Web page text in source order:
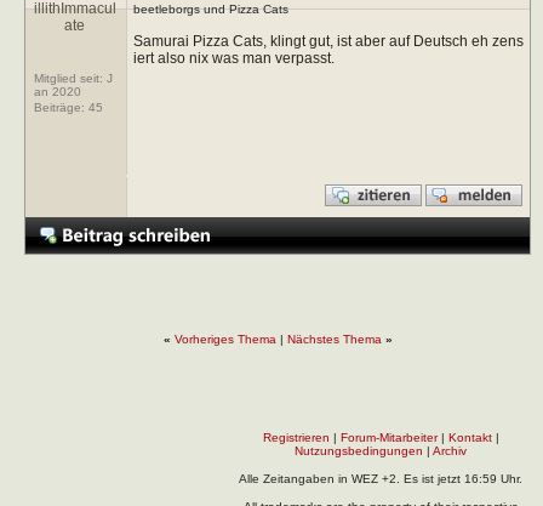
Mitglied seit: J
an 2020
Beiträge: 45
beetleborgs und Pizza Cats
Samurai Pizza Cats, klingt gut, ist aber auf Deutsch eh zens
iert also nix was man verpasst.
« Vorheriges Thema | Nächstes Thema »
Registrieren | Forum-Mitarbeiter| Kontakt|
Nutzungsbedingungen | Archiv
Alle Zeitangaben in WEZ +2. Es ist jetzt 16:59 Uhr.